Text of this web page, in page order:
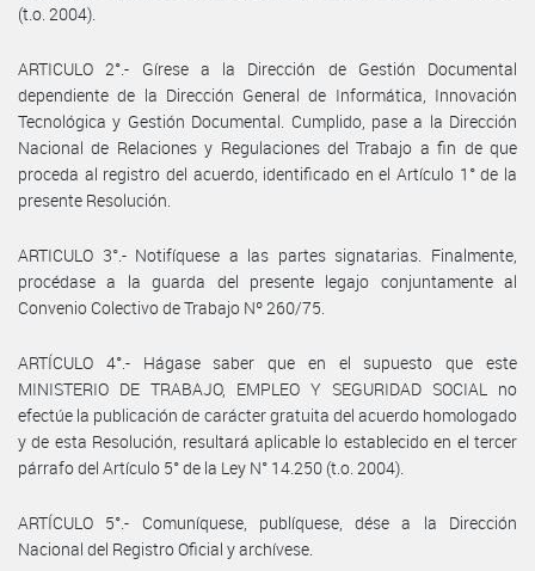
(t.o. 2004).
ARTICULO 2°.- Gírese a la Dirección de Gestión Documental
dependiente de la Dirección General de Informática, Innovación
Tecnológica y Gestión Documental. Cumplido, pase a la Dirección
Nacional de Relaciones y Regulaciones del Trabajo a fin de que
proceda al registro del acuerdo, identificado en el Artículo 1° de la
presente Resolución.
ARTICULO 3°.- Notifíquese a las partes signatarias. Finalmente,
procédase a la guarda del presente legajo conjuntamente al
Convenio Colectivo de Trabajo Nº 260/75.
ARTÍCULO 4°.- Hágase saber que en el supuesto que este
MINISTERIO DE TRABAJO, EMPLEO Y SEGURIDAD SOCIAL no
efectúe la publicación de carácter gratuita del acuerdo homologado
y de esta Resolución, resultará aplicable lo establecido en el tercer
párrafo del Artículo 5° de la Ley N° 14.250 (t.o. 2004).
ARTÍCULO 5°.- Comuníquese, publíquese, dése a la Dirección
Nacional del Registro Oficial y archívese.